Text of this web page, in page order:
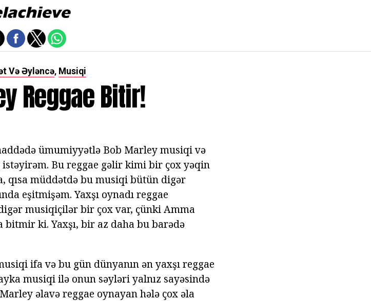
Və Əyləncə, Musiqi
Reggae Bitir!
ümumiyyətlə Bob Marley musiqi və
istəyirəm. Bu reggae gəlir kimi bir çox yəqin
qısa müddətdə bu musiqi bütün digər
eşitmişəm. Yaxşı oynadı reggae
musiqiçilər bir çox var, çünki Amma
ki. Yaxşı, bir az daha bu barədə
ifa və bu gün dünyanın ən yaxşı reggae
musiqi ilə onun səyləri yalnız sayəsində
əlavə reggae oynayan hələ çox əla